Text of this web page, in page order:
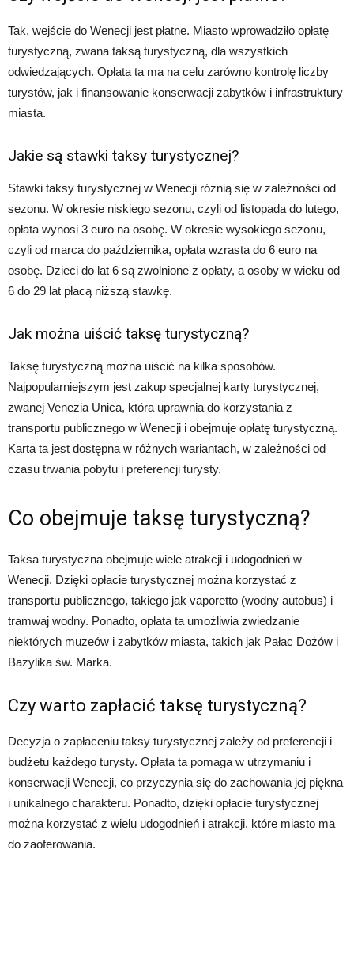
Tak, wejście do Wenecji jest płatne. Miasto wprowadziło opłatę
turystyczną, zwana taksą turystyczną, dla wszystkich
odwiedzających. Opłata ta ma na celu zarówno kontrolę liczby
turystów, jak i finansowanie konserwacji zabytków i infrastruktury
miasta.
Jakie są stawki taksy turystycznej?
Stawki taksy turystycznej w Wenecji różnią się w zależności od
sezonu. W okresie niskiego sezonu, czyli od listopada do lutego,
opłata wynosi 3 euro na osobę. W okresie wysokiego sezonu,
czyli od marca do października, opłata wzrasta do 6 euro na
osobę. Dzieci do lat 6 są zwolnione z opłaty, a osoby w wieku od
6 do 29 lat płacą niższą stawkę.
Jak można uiścić taksę turystyczną?
Taksę turystyczną można uiścić na kilka sposobów.
Najpopularniejszym jest zakup specjalnej karty turystycznej,
zwanej Venezia Unica, która uprawnia do korzystania z
transportu publicznego w Wenecji i obejmuje opłatę turystyczną.
Karta ta jest dostępna w różnych wariantach, w zależności od
czasu trwania pobytu i preferencji turysty.
Co obejmuje taksę turystyczną?
Taksa turystyczna obejmuje wiele atrakcji i udogodnień w
Wenecji. Dzięki opłacie turystycznej można korzystać z
transportu publicznego, takiego jak vaporetto (wodny autobus) i
tramwaj wodny. Ponadto, opłata ta umożliwia zwiedzanie
niektórych muzeów i zabytków miasta, takich jak Pałac Dożów i
Bazylika św. Marka.
Czy warto zapłacić taksę turystyczną?
Decyzja o zapłaceniu taksy turystycznej zależy od preferencji i
budżetu każdego turysty. Opłata ta pomaga w utrzymaniu i
konserwacji Wenecji, co przyczynia się do zachowania jej piękna
i unikalnego charakteru. Ponadto, dzięki opłacie turystycznej
można korzystać z wielu udogodnień i atrakcji, które miasto ma
do zaoferowania.